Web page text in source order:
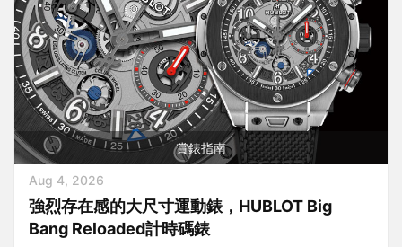
賞錶指南
Aug 4, 2026
強烈存在感的大尺寸運動錶，HUBLOT Big
Bang Reloaded計時碼錶